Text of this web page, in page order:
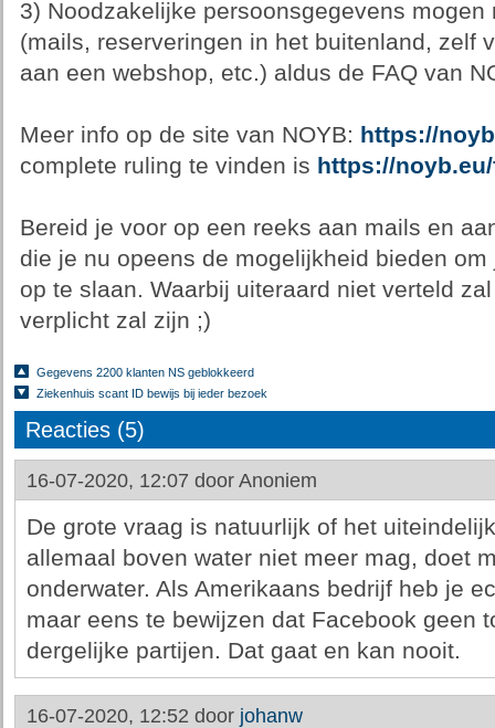
3) Noodzakelijke persoonsgegevens
(mails, reserveringen in het buitenland, zelf
aan een webshop, etc.) aldus de FAQ van
Meer info op de site van NOYB: https://
complete ruling te vinden is https://
Bereid je voor op een reeks aan mails en
die je nu opeens de mogelijkheid bieden
op te slaan. Waarbij uiteraard niet verteld
verplicht zal zijn ;)
Gegevens 2200 klanten NS geblokkeerd
Ziekenhuis scant ID bewijs bij ieder bezoek
Reacties (5)
16-07-2020, 12:07 door Anoniem
De grote vraag is natuurlijk of het
allemaal boven water niet meer mag, doet
onderwater. Als Amerikaans bedrijf heb je
maar eens te bewijzen dat Facebook geen
dergelijke partijen. Dat gaat en kan nooit.
16-07-2020, 12:52 door johanw